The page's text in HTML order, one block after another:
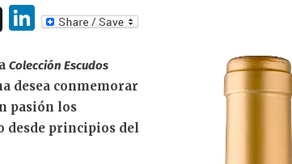
Li
k
e
dI
n
Colección Escudos
desea conmemorar
pasión los
desde principios del